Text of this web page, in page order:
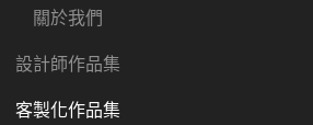
關於我們
設計師作品集
客製化作品集